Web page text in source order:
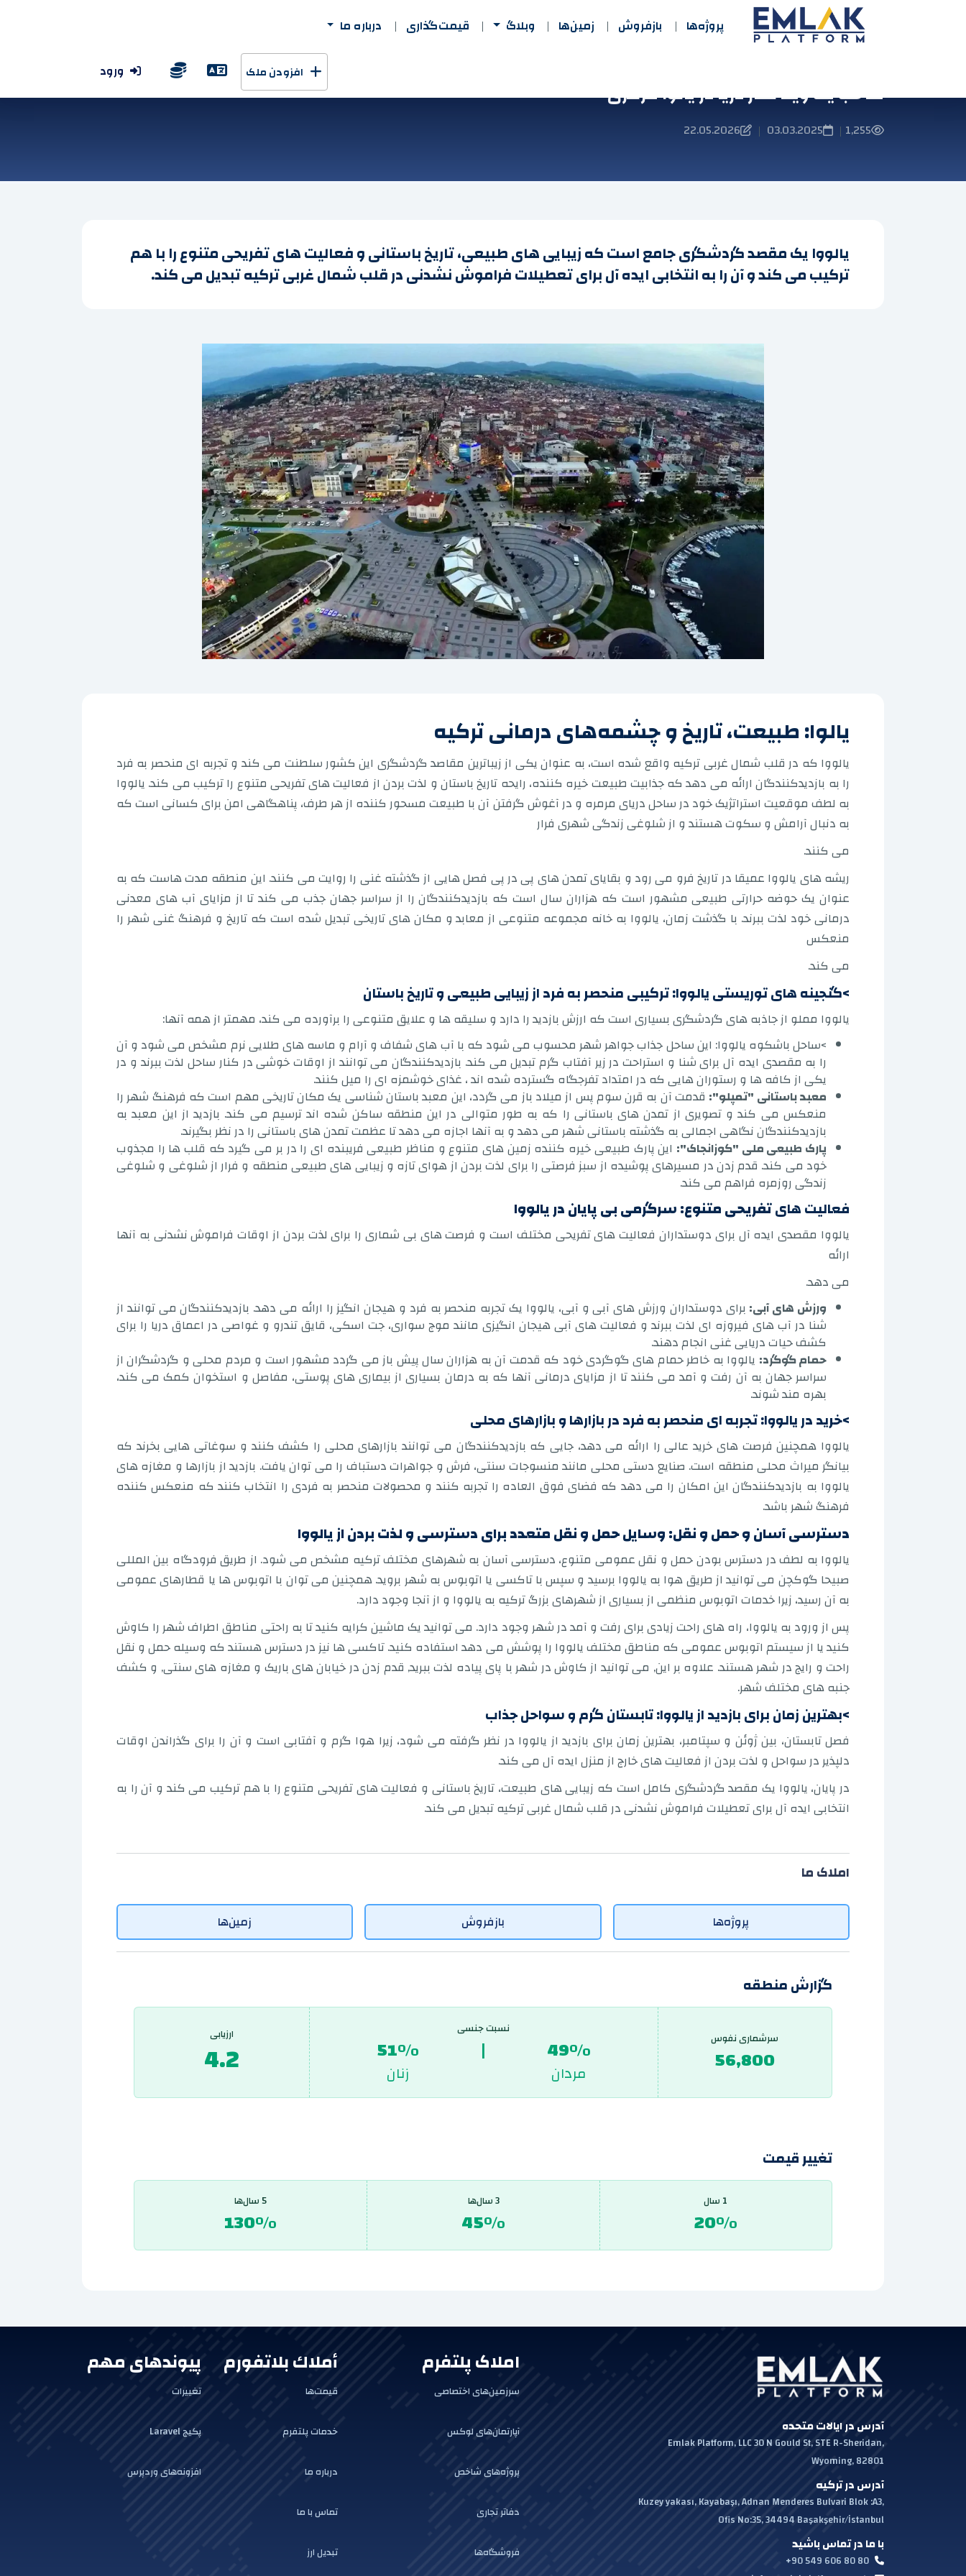
پروژه‌ها بازفروش زمین‌ها وبلاگ قیمت‌گذاری درباره ما
افزودن ملک ورود
صاحب یک ویلا کنار دریا در یالوا مرکزی
1,255
|
03.03.2025
|
22.05.2026
یالووا یک مقصد گردشگری جامع است که زیبایی های طبیعی، تاریخ باستانی و فعالیت های تفریحی متنوع را با هم
ترکیب می کند و آن را به انتخابی ایده آل برای تعطیلات فراموش نشدنی در قلب شمال غربی ترکیه تبدیل می کند.
یالوا: طبیعت، تاریخ و چشمه‌های درمانی ترکیه
یالووا که در قلب شمال غربی ترکیه واقع شده است، به عنوان یکی از زیباترین مقاصد گردشگری این کشور سلطنت می کند و تجربه ای منحصر به فرد
را به بازدیدکنندگان ارائه می دهد که جذابیت طبیعت خیره کننده، رایحه تاریخ باستان و لذت بردن از فعالیت های تفریحی متنوع را ترکیب می کند. یالووا
به لطف موقعیت استراتژیک خود در ساحل دریای مرمره و در آغوش گرفتن آن با طبیعت مسحور کننده از هر طرف، پناهگاهی امن برای کسانی است که
به دنبال آرامش و سکوت هستند و از شلوغی زندگی شهری فرار
می کنند.
ریشه های یالووا عمیقا در تاریخ فرو می رود و بقایای تمدن های پی در پی فصل هایی از گذشته غنی را روایت می کنند. این منطقه مدت هاست که به
عنوان یک حوضه حرارتی طبیعی مشهور است که هزاران سال است که بازدیدکنندگان را از سراسر جهان جذب می کند تا از مزایای آب های معدنی
درمانی خود لذت ببرند. با گذشت زمان، یالووا به خانه مجموعه متنوعی از معابد و مکان های تاریخی تبدیل شده است که تاریخ و فرهنگ غنی شهر را
منعکس
می کند.
>گنجینه های توریستی یالووا: ترکیبی منحصر به فرد از زیبایی طبیعی و تاریخ باستان
یالووا مملو از جاذبه های گردشگری بسیاری است که ارزش بازدید را دارد و سلیقه ها و علایق متنوعی را برآورده می کند، مهمتر از همه آنها:
>ساحل باشکوه یالووا: این ساحل جذاب جواهر شهر محسوب می شود که با آب های شفاف و آرام و ماسه های طلایی نرم مشخص می شود و آن
را به مقصدی ایده آل برای شنا و استراحت در زیر آفتاب گرم تبدیل می کند. بازدیدکنندگان می توانند از اوقات خوشی در کنار ساحل لذت ببرند و در
یکی از کافه ها و رستوران هایی که در امتداد تفرجگاه گسترده شده اند ، غذای خوشمزه ای را میل کنند.
معبد باستانی "تمپلو": قدمت آن به قرن سوم پس از میلاد باز می گردد، این معبد باستان شناسی یک مکان تاریخی مهم است که فرهنگ شهر را
منعکس می کند و تصویری از تمدن های باستانی را که به طور متوالی در این منطقه ساکن شده اند ترسیم می کند. بازدید از این معبد به
بازدیدکنندگان نگاهی اجمالی به گذشته باستانی شهر می دهد و به آنها اجازه می دهد تا عظمت تمدن های باستانی را در نظر بگیرند.
پارک طبیعی ملی "کوزانجاک": این پارک طبیعی خیره کننده زمین های متنوع و مناظر طبیعی فریبنده ای را در بر می گیرد که قلب ها را مجذوب
خود می کند. قدم زدن در مسیرهای پوشیده از سبز فرصتی را برای لذت بردن از هوای تازه و زیبایی های طبیعی منطقه و فرار از شلوغی و شلوغی
زندگی روزمره فراهم می کند.
فعالیت هایتفریحی متنوع: سرگرمی بی پایان در یالووا
یالووا مقصدی ایده آل برای دوستداران فعالیت های تفریحی مختلف است و فرصت های بی شماری را برای لذت بردن از اوقات فراموش نشدنی به آنها
ارائه
می دهد.
ورزش های آبی: برای دوستداران ورزش های آبی و آبی، یالووا یک تجربه منحصر به فرد و هیجان انگیز را ارائه می دهد. بازدیدکنندگان می توانند از
شنا در آب های فیروزه ای لذت ببرند و فعالیت های آبی هیجان انگیزی مانند موج سواری، جت اسکی، قایق تندرو و غواصی در اعماق دریا را برای
کشف حیات دریایی غنی انجام دهند.
حمام گوگرد: یالووا به خاطر حمام های گوگردی خود که قدمت آن به هزاران سال پیش باز می گردد مشهور است و مردم محلی و گردشگران از
سراسر جهان به آن رفت و آمد می کنند تا از مزایای درمانی آنها که به درمان بسیاری از بیماری های پوستی، مفاصل و استخوان کمک می کند،
بهره مند شوند.
>خرید در یالووا: تجربه ای منحصر به فرد در بازارها و بازارهای محلی
یالووا همچنین فرصت های خرید عالی را ارائه می دهد، جایی که بازدیدکنندگان می توانند بازارهای محلی را کشف کنند و سوغاتی هایی بخرند که
بیانگر میراث محلی منطقه است. صنایع دستی محلی مانند منسوجات سنتی، فرش و جواهرات دستباف را می توان یافت. بازدید از بازارها و مغازه های
یالووا به بازدیدکنندگان این امکان را می دهد که فضای فوق العاده را تجربه کنند و محصولات منحصر به فردی را انتخاب کنند که منعکس کننده
فرهنگ شهر باشد.
دسترسی آسان و حمل و نقل: وسایل حمل و نقل متعدد برای دسترسی و لذت بردن از یالووا
یالووا به لطف در دسترس بودن حمل و نقل عمومی متنوع، دسترسی آسان به شهرهای مختلف ترکیه مشخص می شود. از طریق فرودگاه بین المللی
صبیحا گوکچن می توانید از طریق هوا به یالووا برسید و سپس با تاکسی یا اتوبوس به شهر بروید. همچنین می توان با اتوبوس ها یا قطارهای عمومی
به آن رسید، زیرا خدمات اتوبوس منظمی از بسیاری از شهرهای بزرگ ترکیه به یالووا و از آنجا وجود دارد.
پس از ورود به یالووا، راه های راحت زیادی برای رفت و آمد در شهر وجود دارد. می توانید یک ماشین کرایه کنید تا به راحتی مناطق اطراف شهر را کاوش
کنید یا از سیستم اتوبوس عمومی که مناطق مختلف یالووا را پوشش می دهد استفاده کنید. تاکسی ها نیز در دسترس هستند که وسیله حمل و نقل
راحت و رایج در شهر هستند. علاوه بر این, می توانید از کاوش در شهر با پای پیاده لذت ببرید, قدم زدن در خیابان های باریک و مغازه های سنتی, و کشف
جنبه های مختلف شهر.
>بهترین زمان برای بازدید از یالووا: تابستان گرم و سواحل جذاب
فصل تابستان، بین ژوئن و سپتامبر، بهترین زمان برای بازدید از یالووا در نظر گرفته می شود، زیرا هوا گرم و آفتابی است و آن را برای گذراندن اوقات
دلپذیر در سواحل و لذت بردن از فعالیت های خارج از منزل ایده آل می کند.
در پایان، یالووا یک مقصد گردشگری کامل است که زیبایی های طبیعت، تاریخ باستانی و فعالیت های تفریحی متنوع را با هم ترکیب می کند و آن را به
انتخابی ایده آل برای تعطیلات فراموش نشدنی در قلب شمال غربی ترکیه تبدیل می کند.
املاک ما
پروژه‌ها بازفروش زمین‌ها
گزارش منطقه
سرشماری نفوس
56,800
نسبت جنسی
49%
مردان
|
51%
زنان
ارزیابی
4.2
تغییر قیمت
1 سال
20%
3 سال‌ها
45%
5 سال‌ها
130%
آدرس در ایالات متحده
Emlak Platform, LLC 30 N Gould St, STE R-Sheridan,
Wyoming, 82801
آدرس در ترکیه
Kuzey yakası, Kayabaşı, Adnan Menderes Bulvari Blok :A3,
Ofis No:35, 34494 Başakşehir/İstanbul
با ما در تماس باشید
+90 549 606 80 80
املاک پلتفرم
سرزمین‌های اختصاصی
آپارتمان‌های لوکس
پروژه‌های شاخص
دفاتر تجاری
فروشگاه‌ها
أملاك بلاتفورم
قیمت‌ها
خدمات پلتفرم
درباره ما
تماس با ما
تبدیل ارز
پیوندهای مهم
تغییرات
پکیج Laravel
افزونه‌های وردپرس